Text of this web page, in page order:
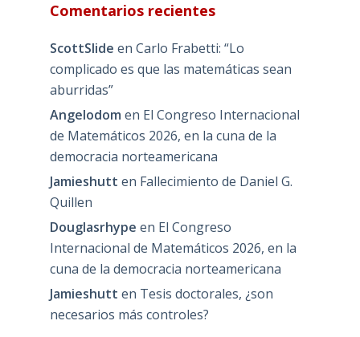
Comentarios recientes
ScottSlide en Carlo Frabetti: “Lo
complicado es que las matemáticas sean
aburridas”
Angelodom en El Congreso Internacional
de Matemáticos 2026, en la cuna de la
democracia norteamericana
Jamieshutt en Fallecimiento de Daniel G.
Quillen
Douglasrhype en El Congreso
Internacional de Matemáticos 2026, en la
cuna de la democracia norteamericana
Jamieshutt en Tesis doctorales, ¿son
necesarios más controles?